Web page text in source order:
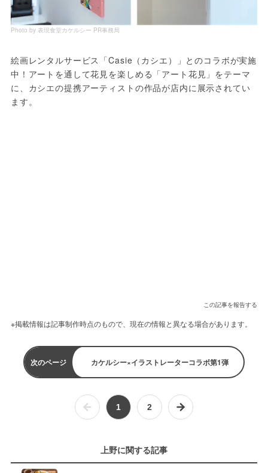
Photo by 表現食堂カケルシー PR事務局
絵画レンタルサービス「Casie（カシエ）」とのコラボが実施
中！アートを通して花見を楽しめる「アート花見」をテーマ
に、カシエの提携アーティストの作品が店内に展示されてい
ます。
この記事を報告する
※掲載情報は記事制作時点のもので、現在の情報と異なる場合があります。
次のページ カケルシー×イラストレーターコラボ第1弾
1 2
上野に関する記事